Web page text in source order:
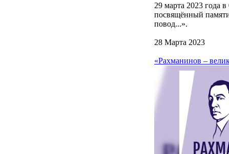
29 марта 2023 года
посвящённый памяти
повод...».
28 Марта 2023
«Рахманинов –